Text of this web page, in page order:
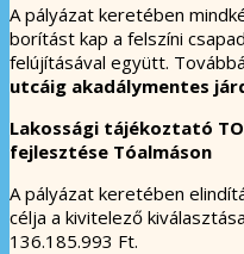
A pályázat keretében
borítást kap a felszíni
felújításával együtt.
utcáig akadálymentes
Lakossági tájékoztató
fejlesztése Tóalmáson
A pályázat keretében
célja a kivitelező
136.185.993 Ft.